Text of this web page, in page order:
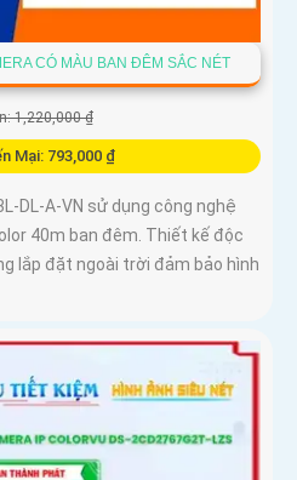
CÓ MÀU BAN ĐÊM SẮC NÉT
1,220,000 ₫
Mại: 793,000 ₫
DL-A-VN sử dụng công nghệ
40m ban đêm. Thiết kế độc
lắp đặt ngoài trời đảm bảo hình